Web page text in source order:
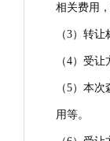
相关费用
（3）转
（4）受
（5）本
用等。